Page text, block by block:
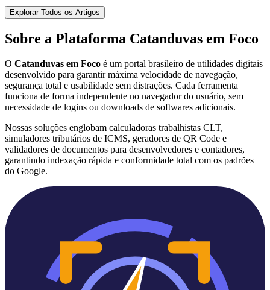
Explorar Todos os Artigos
Sobre a Plataforma Catanduvas em Foco
O Catanduvas em Foco é um portal brasileiro de utilidades digitais
desenvolvido para garantir máxima velocidade de navegação,
segurança total e usabilidade sem distrações. Cada ferramenta
funciona de forma independente no navegador do usuário, sem
necessidade de logins ou downloads de softwares adicionais.
Nossas soluções englobam calculadoras trabalhistas CLT,
simuladores tributários de ICMS, geradores de QR Code e
validadores de documentos para desenvolvedores e contadores,
garantindo indexação rápida e conformidade total com os padrões
do Google.